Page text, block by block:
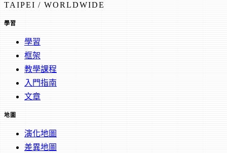
TAIPEI / WORLDWIDE
學習
學習
框架
教學課程
入門指南
文章
地圖
演化地圖
差異地圖